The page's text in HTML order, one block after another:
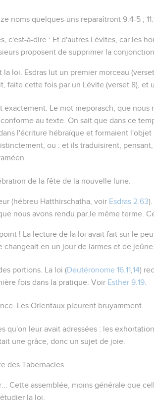
noms quelques-uns reparaîtront 9.4-5 ;
, c'est-à-dire : Et d'autres Lévites , car les
proposent de supprimer la conjonction
la loi . Esdras lut un premier morceau
faite cette fois par un Lévite (verset 8), et
exactement . Le mot meporasch , que
au texte. On sait que dans ce
l'écriture hébraïque et formaient
, ou : et ils traduisirent ,
de la fête de la nouvelle lune.
(hébreu Hatthirschatha , voir Esdras 2.63
nous avons rendu par.le même terme.
! La lecture de la loi avait fait sur le
changeait en un jour de larmes et de
portions . La loi (Deutéronome 16.11 ,14)
fois dans la pratique. Voir Esther 9.19
. Les Orientaux pleurent bruyamment.
qu'on leur avait adressées : les
une grâce, donc un sujet de joie.
des Tabernacles.
Cette assemblée, moins générale que
la loi.